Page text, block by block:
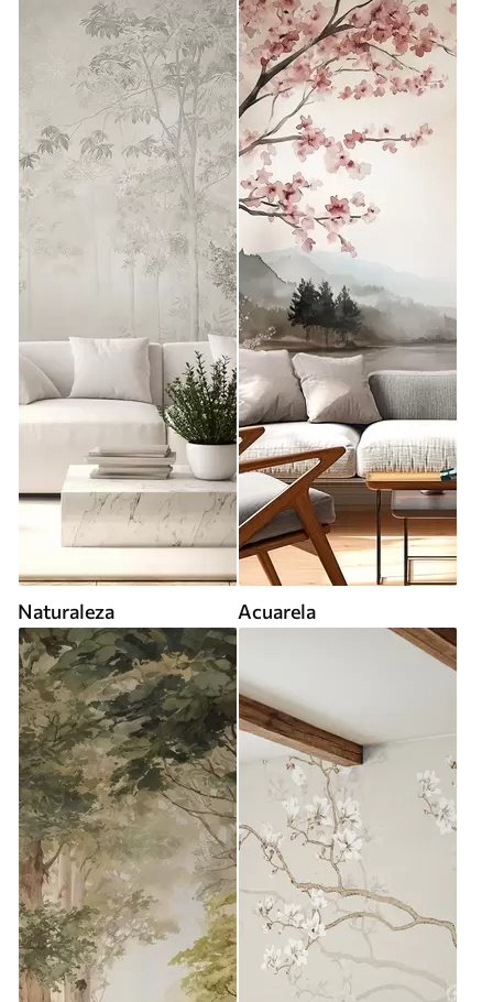
Naturaleza Acuarela